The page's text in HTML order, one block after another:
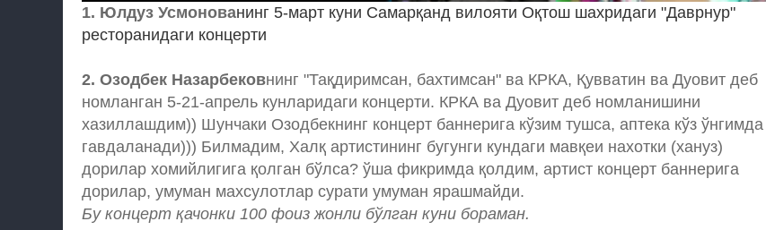
1. Юлдуз Усмонованинг 5-март куни Самарқанд вилояти Оқтош шахридаги "Даврнур"
ресторанидаги концерти
2. Озодбек Назарбековнинг "Тақдиримсан, бахтимсан" ва КРКА, Қувватин ва Дуовит деб
номланган 5-21-апрель кунларидаги концерти. КРКА ва Дуовит деб номланишини
хазиллашдим)) Шунчаки Озодбекнинг концерт баннерига кўзим тушса, аптека кўз ўнгимда
гавдаланади))) Билмадим, Халқ артистининг бугунги кундаги мавқеи нахотки (хануз)
дорилар хомийлигига қолган бўлса? ўша фикримда қолдим, артист концерт баннерига
дорилар, умуман махсулотлар сурати умуман ярашмайди.
Бу концерт қачонки 100 фоиз жонли бўлган куни бораман.